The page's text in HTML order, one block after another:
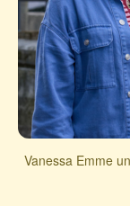
Vanessa Emme